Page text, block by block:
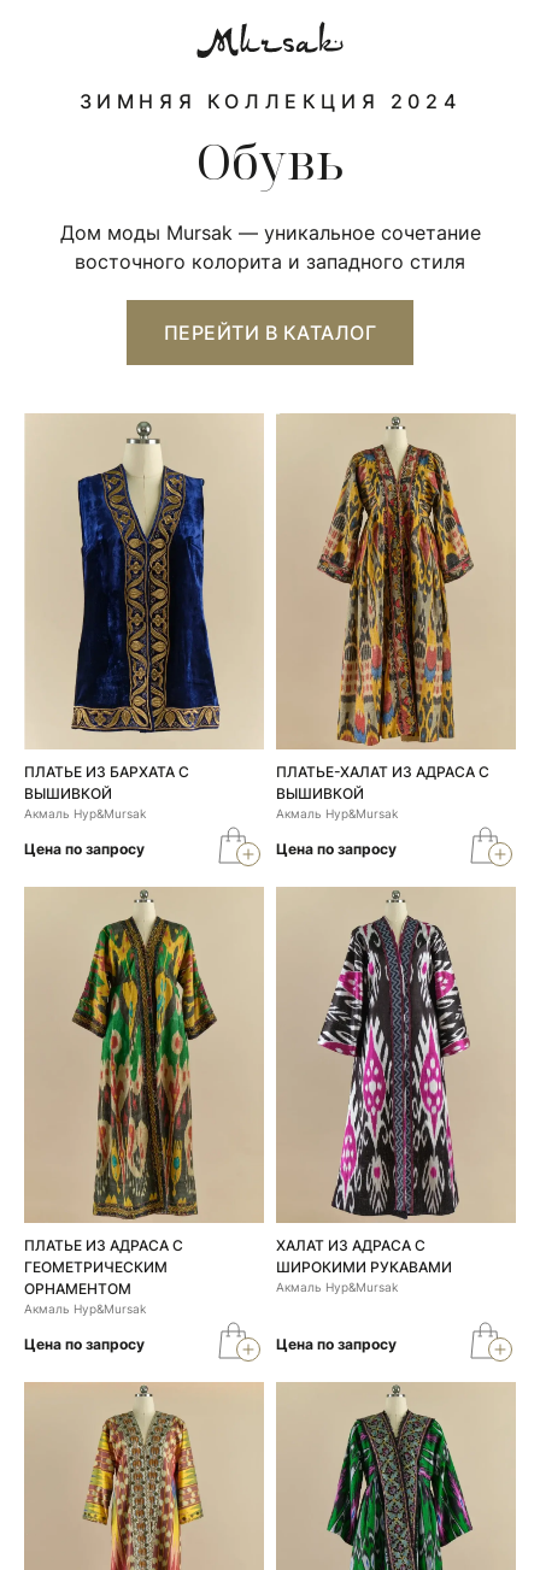
ЗИМНЯЯ КОЛЛЕКЦИЯ 2024
Обувь
Дом моды Mursak — уникальное сочетание
восточного колорита и западного стиля
ПЕРЕЙТИ В КАТАЛОГ
ПЛАТЬЕ ИЗ БАРХАТА С
ВЫШИВКОЙ
Акмаль Нур&Mursak
Цена по запросу
ПЛАТЬЕ-ХАЛАТ ИЗ АДРАСА С
ВЫШИВКОЙ
Акмаль Нур&Mursak
Цена по запросу
ПЛАТЬЕ ИЗ АДРАСА С
ГЕОМЕТРИЧЕСКИМ
ОРНАМЕНТОМ
Акмаль Нур&Mursak
Цена по запросу
ХАЛАТ ИЗ АДРАСА С
ШИРОКИМИ РУКАВАМИ
Акмаль Нур&Mursak
Цена по запросу